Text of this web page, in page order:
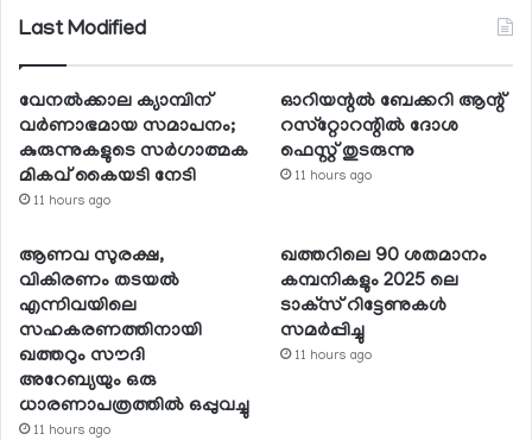
Last Modified
വേനല്‍ക്കാല ക്യാമ്പിന്
വര്‍ണാഭമായ സമാപനം;
കുരുന്നുകളുടെ സര്‍ഗാത്മക
മികവ് കൈയടി നേടി
11 hours ago
ഓറിയന്റല്‍ ബേക്കറി ആന്റ്
റസ്‌റ്റോറന്റില്‍ ദോശ
ഫെസ്റ്റ് തുടരുന്നു
11 hours ago
ആണവ സുരക്ഷ,
വികിരണം തടയല്‍
എന്നിവയിലെ
സഹകരണത്തിനായി
ഖത്തറും സൗദി
അറേബ്യയും ഒരു
ധാരണാപത്രത്തില്‍ ഒപ്പുവച്ചു
11 hours ago
ഖത്തറിലെ 90 ശതമാനം
കമ്പനികളും 2025 ലെ
ടാക്‌സ് റിട്ടേണുകള്‍
സമര്‍പ്പിച്ചു
11 hours ago